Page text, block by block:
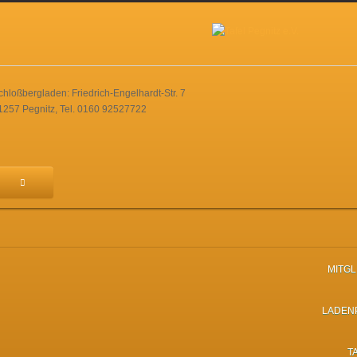
Friedrich-Engelhardt-Str. 7
Pegnitz, Tel. 0160 92527722